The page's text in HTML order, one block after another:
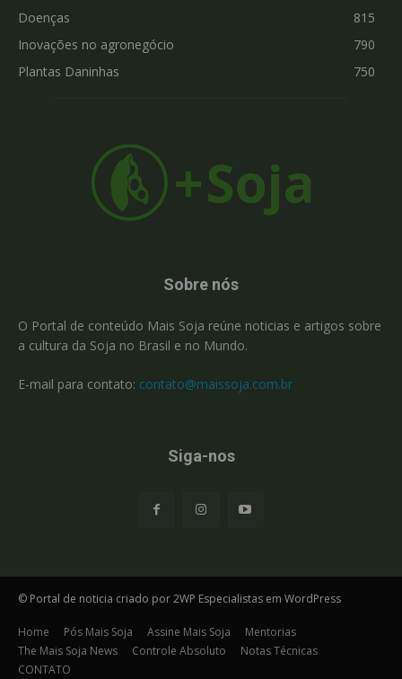
Doenças
815
Inovações no agronegócio
790
Plantas Daninhas
750
Sobre nós
O Portal de conteúdo Mais Soja reúne noticias e artigos sobre
a cultura da Soja no Brasil e no Mundo.
E-mail para contato: contato@maissoja.com.br
Siga-nos
© Portal de noticia criado por 2WP Especialistas em WordPress
Home Pós Mais Soja Assine Mais Soja
Mentorias
The Mais Soja News
Controle Absoluto
Notas Técnicas
CONTATO